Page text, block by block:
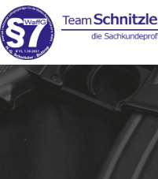
ANMELDUNG
AKTUELLE